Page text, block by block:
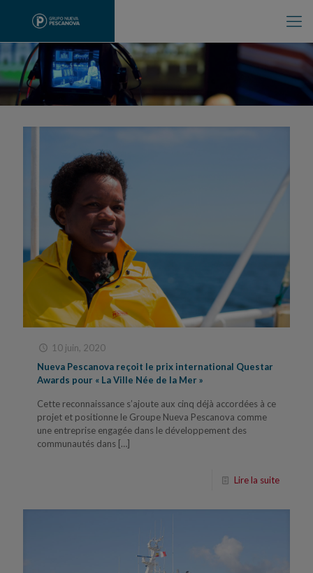
10 juin, 2020
Nueva Pescanova reçoit le prix international Questar
Awards pour « La Ville Née de la Mer »
Cette reconnaissance s’ajoute aux cinq déjà accordées à ce
projet et positionne le Groupe Nueva Pescanova comme
une entreprise engagée dans le développement des
communautés dans […]
Lire la suite